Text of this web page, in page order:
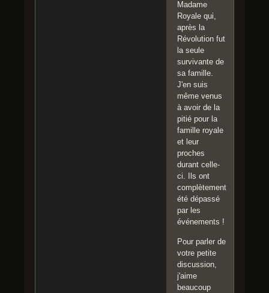
Madame
Royale qui,
après la
Révolution fut
la seule
survivante de
sa famille.
J'en suis
même venus
à avoir de la
pitié pour la
famille royale
et leur
proches
durant celle-
ci. Ils ont
complètement
été dépassé
par les
événements !
Pour parler de
votre petite
discussion,
j'aime
beaucoup